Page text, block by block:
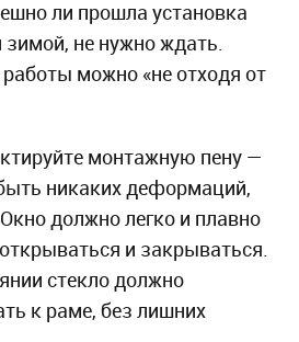
ли прошла установка
зимой, не нужно ждать.
можно «не отходя от
монтажную пену —
никаких деформаций,
должно легко и плавно
и закрываться.
стекло должно
к раме, без лишних